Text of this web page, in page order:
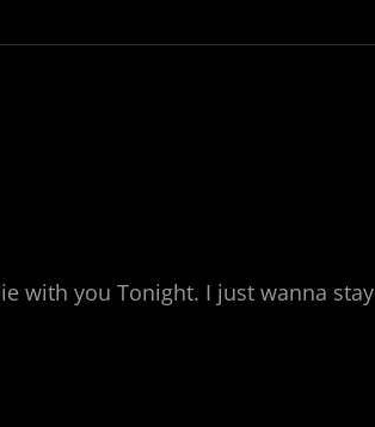
with you Tonight. I just wanna stay